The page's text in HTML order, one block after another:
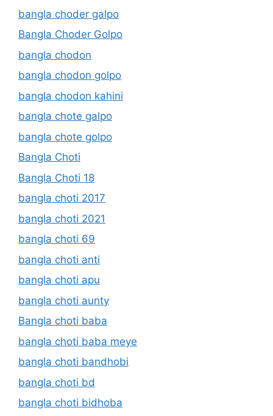
bangla choder galpo
Bangla Choder Golpo
bangla chodon
bangla chodon golpo
bangla chodon kahini
bangla chote galpo
bangla chote golpo
Bangla Choti
Bangla Choti 18
bangla choti 2017
bangla choti 2021
bangla choti 69
bangla choti anti
bangla choti apu
bangla choti aunty
Bangla choti baba
bangla choti baba meye
bangla choti bandhobi
bangla choti bd
bangla choti bidhoba